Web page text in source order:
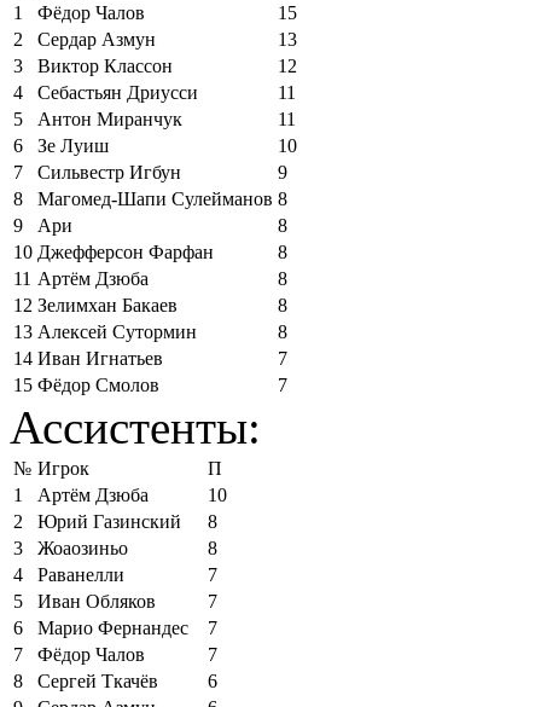
1
Фёдор Чалов
15
2
Сердар Азмун
13
3
Виктор Классон
12
4
Себастьян Дриусси
11
5
Антон Миранчук
11
6
Зе Луиш
10
7
Сильвестр Игбун
9
8
Магомед-Шапи Сулейманов 8
9
Ари
8
10 Джефферсон Фарфан
8
11 Артём Дзюба
8
12 Зелимхан Бакаев
8
13 Алексей Сутормин
8
14 Иван Игнатьев
7
15 Фёдор Смолов 7
Ассистенты:
№ Игрок
П
1
Артём Дзюба
10
2
Юрий Газинский
8
3
Жоаозиньо
8
4
Раванелли
7
5
Иван Обляков
7
6
Марио Фернандес
7
7
Фёдор Чалов
7
8
Сергей Ткачёв
6